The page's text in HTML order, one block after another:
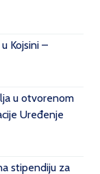
Kojsini –
u otvorenom
Uređenje
stipendiju za